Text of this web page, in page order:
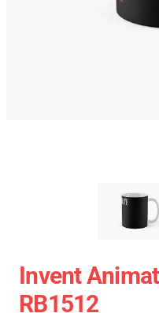
Invent
RB1512